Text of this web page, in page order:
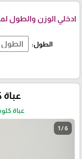
ادخلي الوزن والطول
الطول:
عباة
عباة
1 / 6